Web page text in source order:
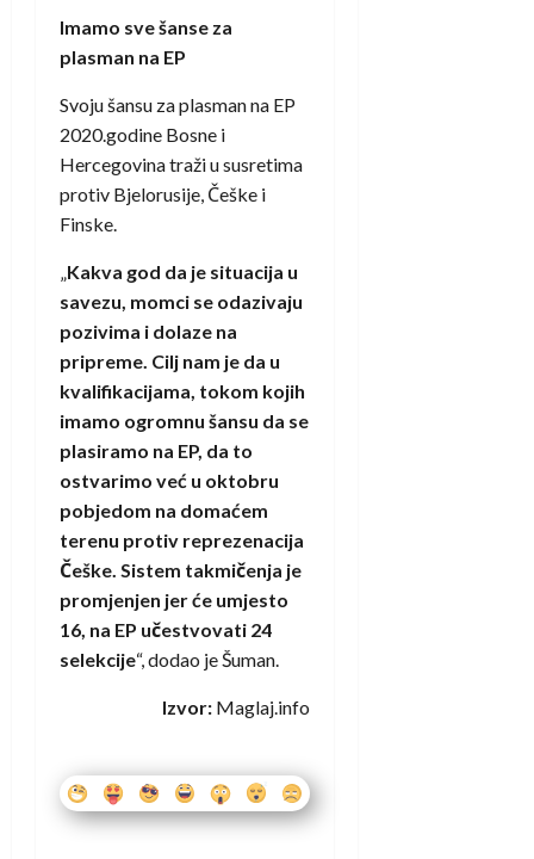
Imamo sve šanse za
plasman na EP
Svoju šansu za plasman na EP
2020.godine Bosne i
Hercegovina traži u susretima
protiv Bjelorusije, Češke i
Finske.
„Kakva god da je situacija u
savezu, momci se odazivaju
pozivima i dolaze na
pripreme. Cilj nam je da u
kvalifikacijama, tokom kojih
imamo ogromnu šansu da se
plasiramo na EP, da to
ostvarimo već u oktobru
pobjedom na domaćem
terenu protiv reprezenacija
Češke. Sistem takmičenja je
promjenjen jer će umjesto
16, na EP učestvovati 24
selekcije“, dodao je Šuman.
Izvor: Maglaj.info